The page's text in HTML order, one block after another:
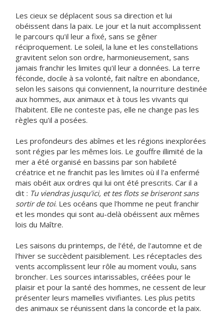
Les cieux se déplacent sous sa direction et lui
obéissent dans la paix. Le jour et la nuit accomplissent
le parcours qu'il leur a fixé, sans se gêner
réciproquement. Le soleil, la lune et les constellations
gravitent selon son ordre, harmonieusement, sans
jamais franchir les limites qu'il leur a données. La terre
féconde, docile à sa volonté, fait naître en abondance,
selon les saisons qui conviennent, la nourriture destinée
aux hommes, aux animaux et à tous les vivants qui
l'habitent. Elle ne conteste pas, elle ne change pas les
règles qu'il a posées.
Les profondeurs des abîmes et les régions inexplorées
sont régies par les mêmes lois. Le gouffre illimité de la
mer a été organisé en bassins par son habileté
créatrice et ne franchit pas les limites où il l'a enfermé
mais obéit aux ordres qui lui ont été prescrits. Car il a
dit : Tu viendras jusqu'ici, et tes flots se briseront sans
sortir de toi. Les océans que l'homme ne peut franchir
et les mondes qui sont au-delà obéissent aux mêmes
lois du Maître.
Les saisons du printemps, de l'été, de l'automne et de
l'hiver se succèdent paisiblement. Les réceptacles des
vents accomplissent leur rôle au moment voulu, sans
broncher. Les sources intarissables, créées pour le
plaisir et pour la santé des hommes, ne cessent de leur
présenter leurs mamelles vivifiantes. Les plus petits
des animaux se réunissent dans la concorde et la paix.